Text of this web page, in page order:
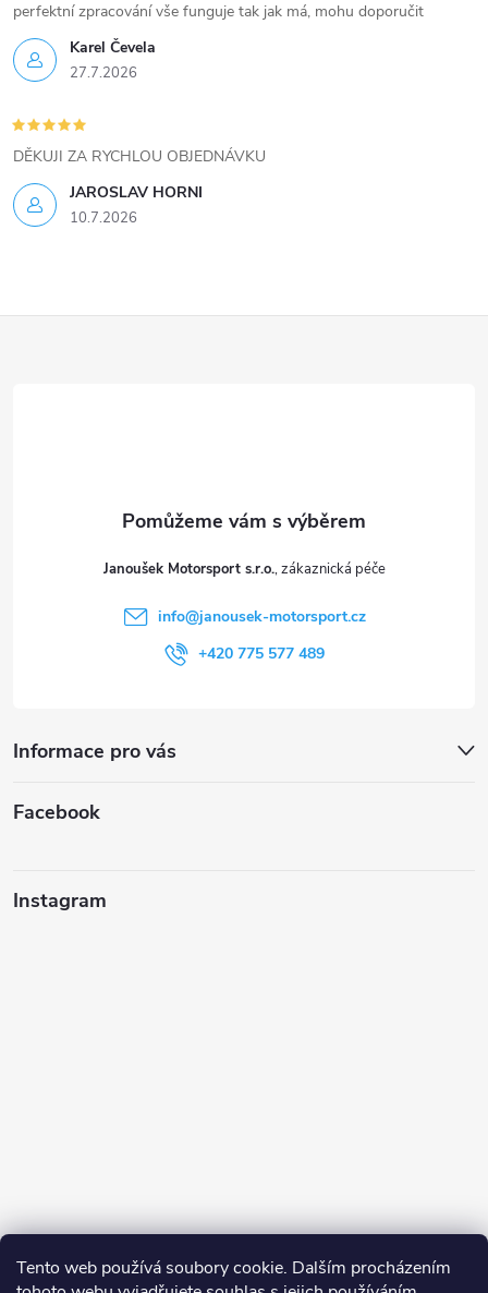
Tento web používá soubory cookie. Dalším procházením
Karel Čevela
27.7.2026
perfektní zpracování vše funguje tak jak má, mohu doporučit
JAROSLAV HORNI
10.7.2026
DĚKUJI ZA RYCHLOU OBJEDNÁVKU
Janoušek Motorsport s.r.o.
info@janousek-motorsport.cz
+420 775 577 489
Informace pro vás
Facebook
Instagram